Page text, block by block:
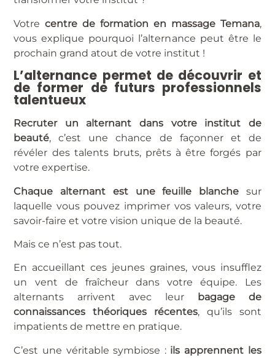
Votrecentre de formation en massage Temana,
vous explique pourquoi l’alternance peut être le
prochain grand atout de votre institut !
L’alternance permet de découvrir et
de former de futurs professionnels
talentueux
Recruter un alternant dans votre institut de
beauté, c’est une chance de façonner et de
révéler des talents bruts, prêts à être forgés par
votre expertise.
Chaque alternant est une feuille blanchesur
laquelle vous pouvez imprimer vos valeurs, votre
savoir-faire et votre vision unique de la beauté.
Mais ce n’est pas tout.
En accueillant ces jeunes graines, vous insufflez
un vent de fraîcheur dans votre équipe. Les
alternants arrivent avec leur
bagage de
connaissances théoriques récentes, qu’ils sont
impatients de mettre en pratique.
C’est une véritable symbiose : ils apprennent les